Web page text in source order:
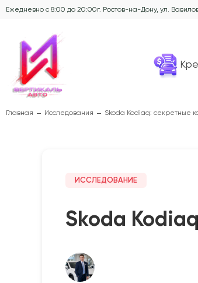
Ежедневно с 8:00 до 20:00г. Ростов-на-Дону, ул.
Главная Исследования Skoda Kodiaq: секретные
ИССЛЕДОВАНИЕ
Skoda